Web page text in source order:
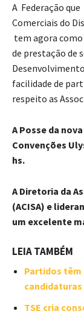
A Federação
Comerciais do
tem agora
de prestação de
facilidade de
respeito as
A Posse da
Convenções
hs.
A Diretoria da
(ACISA) e
um excelente
LEIA TAMBÉM
Partidos têm
TSE cria